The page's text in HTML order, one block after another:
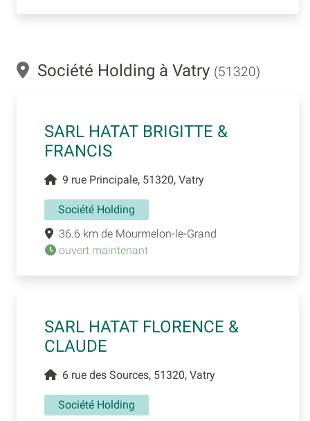
Société Holding à Vatry (51320)
SARL HATAT BRIGITTE &
FRANCIS
9 rue Principale, 51320, Vatry
Société Holding
36.6 km de Mourmelon-le-Grand
ouvert maintenant
SARL HATAT FLORENCE &
CLAUDE
6 rue des Sources, 51320, Vatry
Société Holding